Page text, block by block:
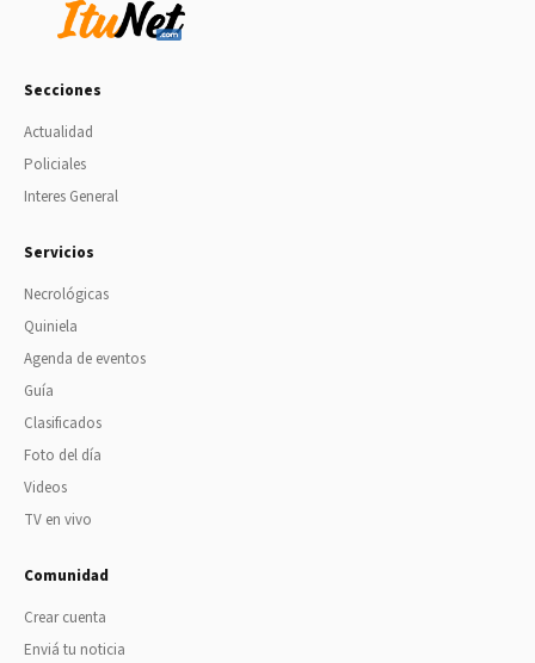
Secciones
Actualidad
Policiales
Interes General
Servicios
Necrológicas
Quiniela
Agenda de eventos
Guía
Clasificados
Foto del día
Videos
TV en vivo
Comunidad
Crear cuenta
Enviá tu noticia